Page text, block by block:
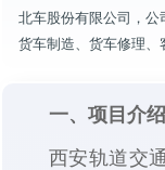
北车股份有限公司，公
货车制造、货车修理、
一、项目介绍
西安轨道交